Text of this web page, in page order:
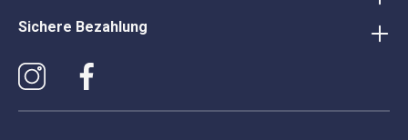
Sichere Bezahlung